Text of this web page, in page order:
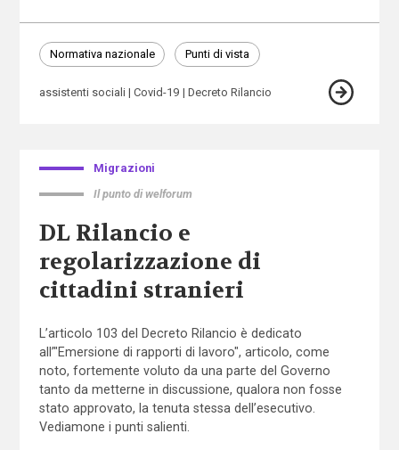
Normativa nazionale Punti di vista
assistenti sociali Covid-19 Decreto Rilancio
Migrazioni
Il punto di welforum
DL Rilancio e
regolarizzazione di
cittadini stranieri
L’articolo 103 del Decreto Rilancio è dedicato
all’"Emersione di rapporti di lavoro", articolo, come
noto, fortemente voluto da una parte del Governo
tanto da metterne in discussione, qualora non fosse
stato approvato, la tenuta stessa dell’esecutivo.
Vediamone i punti salienti.